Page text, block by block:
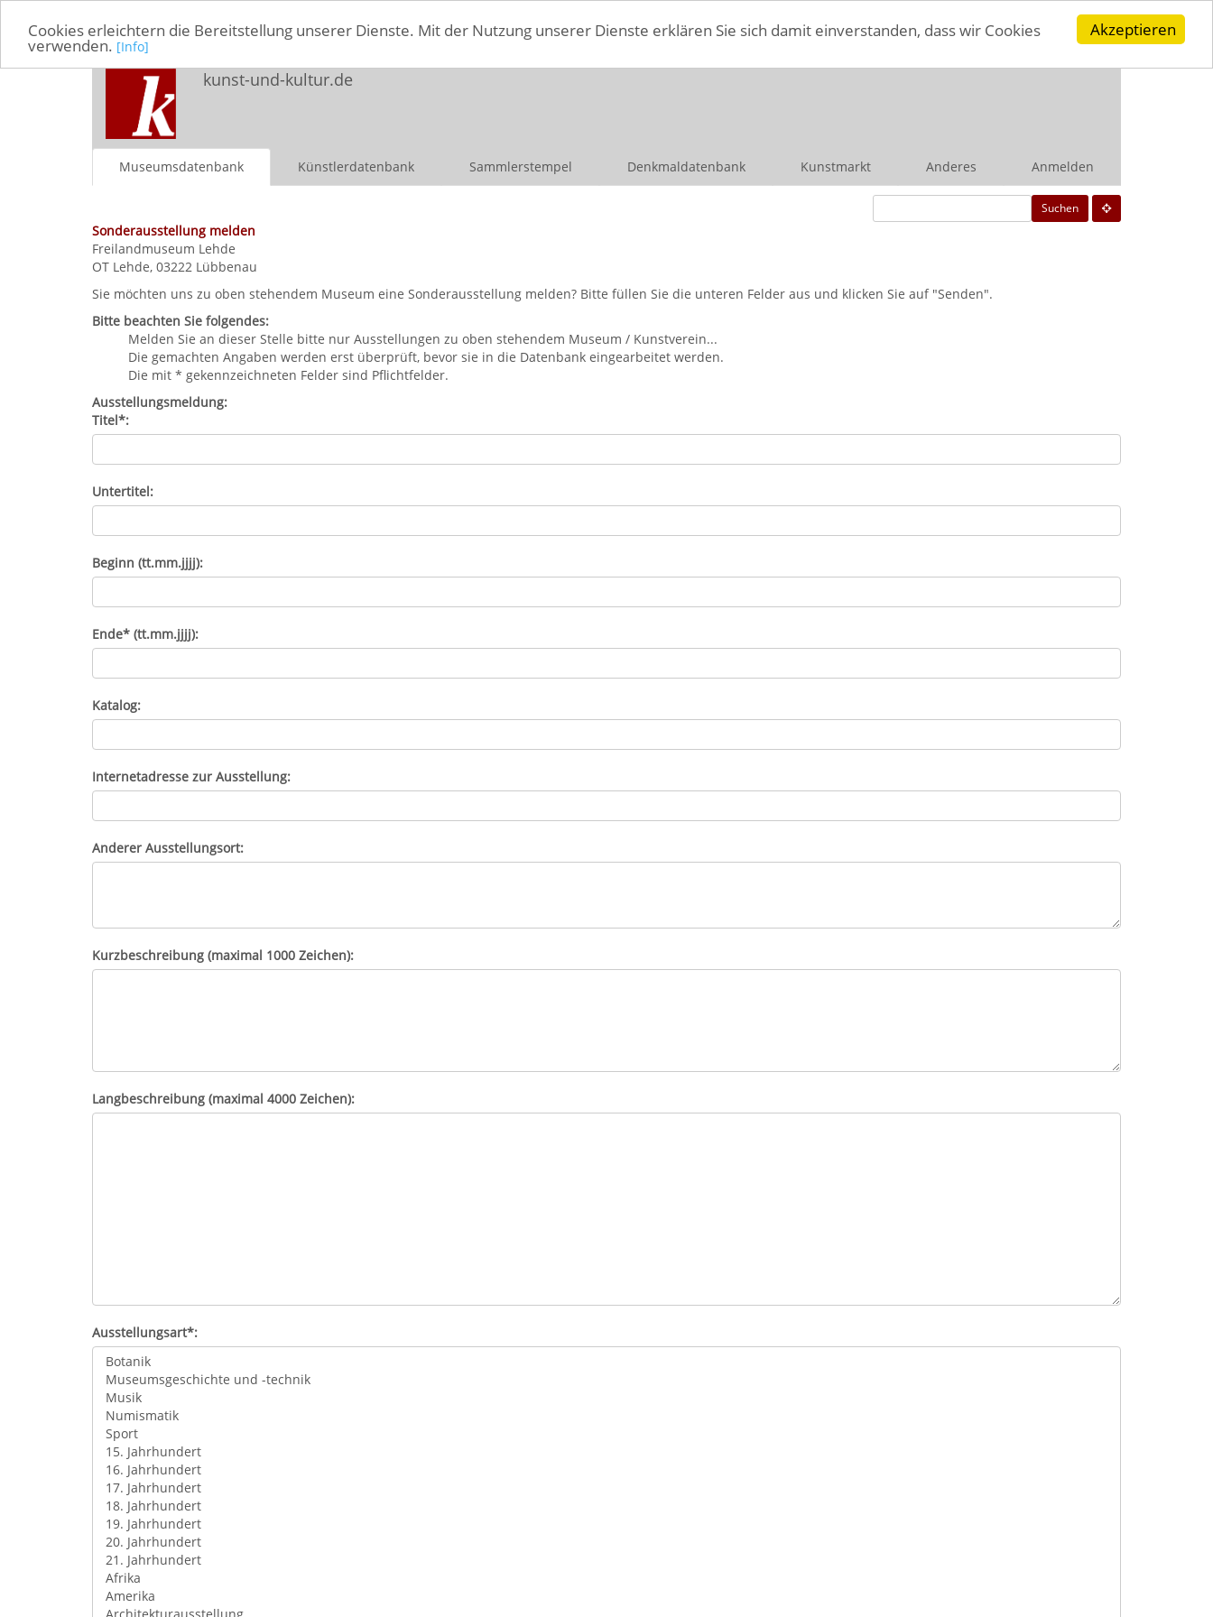
Akzeptieren
Cookies erleichtern die Bereitstellung unserer Dienste. Mit der Nutzung unserer Dienste erklären Sie sich damit einverstanden, dass wir Cookies
verwenden. [Info]
kunst-und-kultur.de
Museumsdatenbank Künstlerdatenbank Sammlerstempel Denkmaldatenbank Kunstmarkt Anderes Anmelden
Suchen
Sonderausstellung melden
Freilandmuseum Lehde
OT Lehde, 03222 Lübbenau
Sie möchten uns zu oben stehendem Museum eine Sonderausstellung melden? Bitte füllen Sie die unteren Felder aus und klicken Sie auf "Senden".
Bitte beachten Sie folgendes:
Melden Sie an dieser Stelle bitte nur Ausstellungen zu oben stehendem Museum / Kunstverein...
Die gemachten Angaben werden erst überprüft, bevor sie in die Datenbank eingearbeitet werden.
Die mit * gekennzeichneten Felder sind Pflichtfelder.
Ausstellungsmeldung:
Titel*:
Untertitel:
Beginn (tt.mm.jjjj):
Ende* (tt.mm.jjjj):
Katalog:
Internetadresse zur Ausstellung:
Anderer Ausstellungsort:
Kurzbeschreibung (maximal 1000 Zeichen):
Langbeschreibung (maximal 4000 Zeichen):
Ausstellungsart*: